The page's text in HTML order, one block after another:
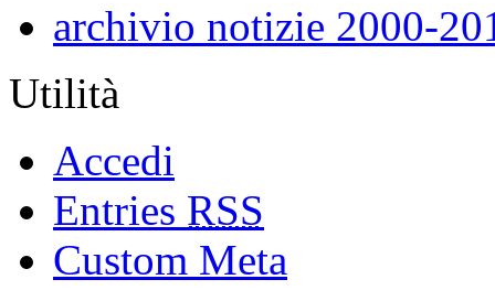
archivio notizie 2000-
Utilità
Accedi
Entries RSS
Custom Meta